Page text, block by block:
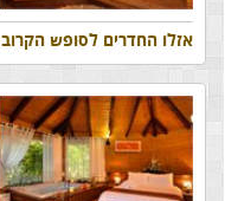
אזלו החדרים לסופש הקרוב